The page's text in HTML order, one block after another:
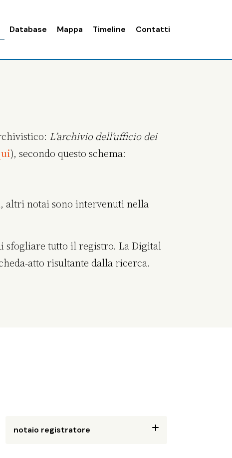
Database Mappa Timeline Contatti
L’archivio dell’ufficio dei
), secondo questo schema:
altri notai sono intervenuti nella
sfogliare tutto il registro. La Digital
atto risultante dalla ricerca.
notaio registratore